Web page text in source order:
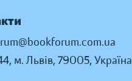
м. Львів, 79005, Україна